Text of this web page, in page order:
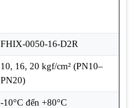
FHIX-0050-16-D2R
10, 16, 20 kgf/cm² (PN10–
PN20)
-10°C đến +80°C